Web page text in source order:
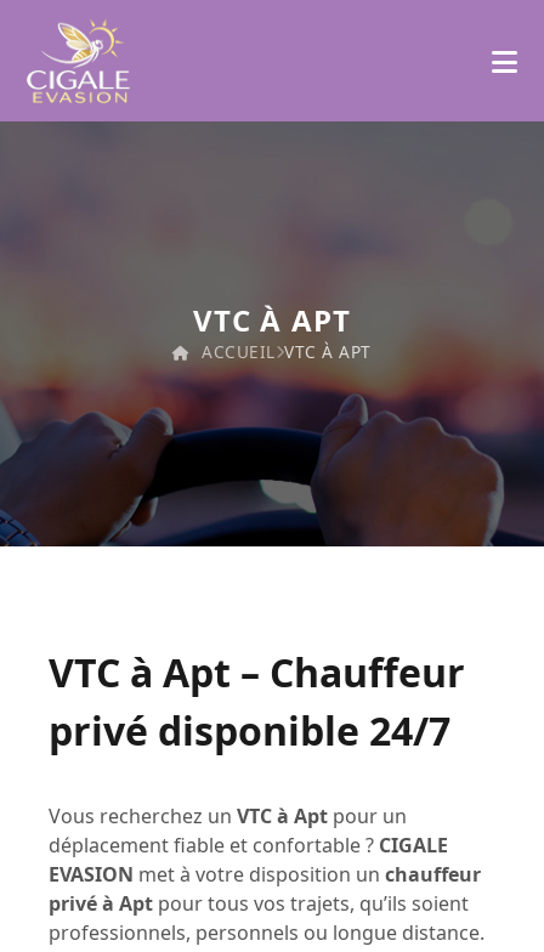
VTC À APT
ACCUEIL VTC À APT
VTC à Apt – Chauffeur
privé disponible 24/7
Vous recherchez un VTC à Apt pour un
déplacement fiable et confortable ? CIGALE
EVASION met à votre disposition un chauffeur
privé à Apt pour tous vos trajets, qu’ils soient
professionnels, personnels ou longue distance.